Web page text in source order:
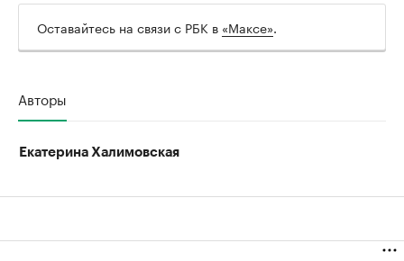
Оставайтесь на связи с РБК в «Максе».
Авторы
Екатерина Халимовская